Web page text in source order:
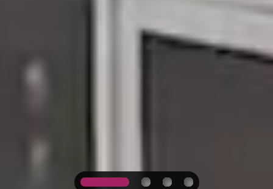
1 2 3 4